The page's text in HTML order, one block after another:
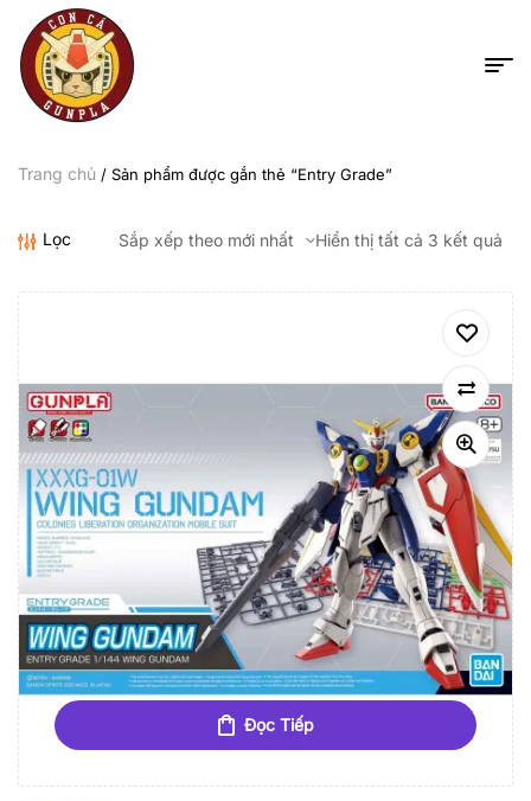
Trang chủ / Sản phẩm được gắn thẻ “Entry Grade”
Lọc Hiển thị tất cả 3 kết quả
Đọc Tiếp